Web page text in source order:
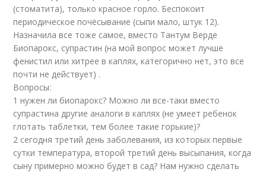
(стоматита), только красное горло. Беспокоит
периодическое почёсывание (сыпи мало, штук 12).
Назначила все тоже самое, вместо Тантум Верде
Биопарокс, супрастин (на мой вопрос может лучше
фенистил или хитрее в каплях, категорично нет, это все
почти не действует) .
Вопросы:
1 нужен ли биопарокс? Можно ли все-таки вместо
супрастина другие аналоги в каплях (не умеет ребенок
глотать таблетки, тем более такие горькие)?
2 сегодня третий день заболевания, из которых первые
сутки температура, второй третий день высыпания, когда
сыну примерно можно будет в сад? Нам нужно сделать